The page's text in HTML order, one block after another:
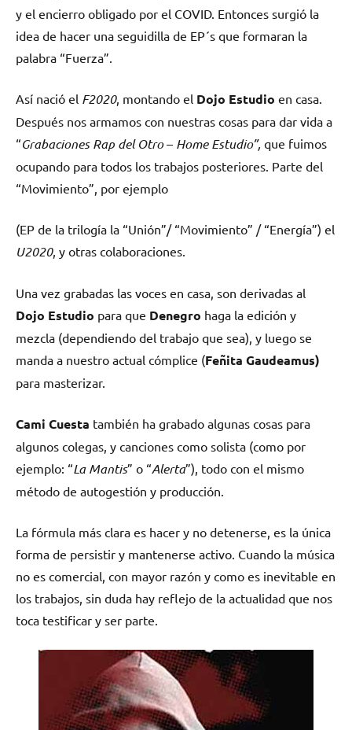
y el encierro obligado por el COVID. Entonces surgió la
idea de hacer una seguidilla de EP´s que formaran la
palabra “Fuerza”.
Así nació el F2020, montando el Dojo Estudio en casa.
Después nos armamos con nuestras cosas para dar vida a
“Grabaciones Rap del Otro– Home Estudio”, que fuimos
ocupando para todos los trabajos posteriores. Parte del
“Movimiento”, por ejemplo
(EP de la trilogía la “Unión”/ “Movimiento” / “Energía”) el
U2020, y otras colaboraciones.
Una vez grabadas las voces en casa, son derivadas al
Dojo Estudio para que Denegro haga la edición y
mezcla (dependiendo del trabajo que sea), y luego se
manda a nuestro actual cómplice (Feñita Gaudeamus)
para masterizar.
Cami Cuesta también ha grabado algunas cosas para
algunos colegas, y canciones como solista (como por
ejemplo: “La Mantis” o “Alerta”), todo con el mismo
método de autogestión y producción.
La fórmula más clara es hacer y no detenerse, es la única
forma de persistir y mantenerse activo. Cuando la música
no es comercial, con mayor razón y como es inevitable en
los trabajos, sin duda hay reflejo de la actualidad que nos
toca testificar y ser parte.